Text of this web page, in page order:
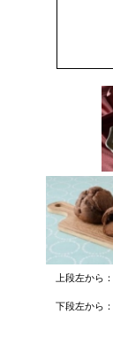
上段左から：
下段左から：